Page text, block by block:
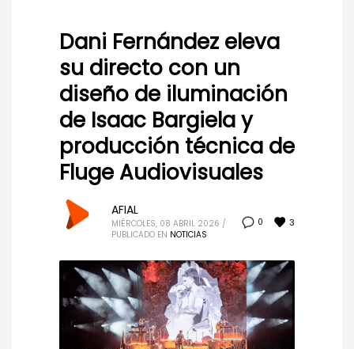
Dani Fernández eleva
su directo con un
diseño de iluminación
de Isaac Bargiela y
producción técnica de
Fluge Audiovisuales
0 3
AFIAL
MIÉRCOLES, 08 ABRIL 2026 /
PUBLICADO EN NOTICIAS